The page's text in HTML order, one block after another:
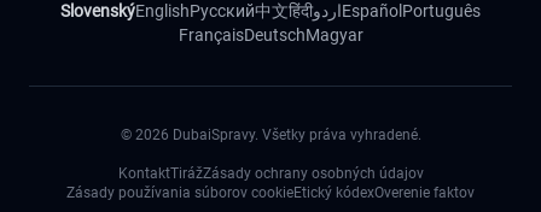
SlovenskýEnglishРусский中文हिंदीاردوEspañol Português
FrançaisDeutschMagyar
© 2026 DubaiSpravy. Všetky práva vyhradené.
KontaktTirážZásady ochrany osobných údajov
Zásady používania súborov cookieEtický kódexOverenie faktov